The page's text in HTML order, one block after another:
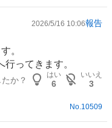
2026/5/16 10:06報告
。
ってきます。
か？
はい
6
いいえ
3
No.10509